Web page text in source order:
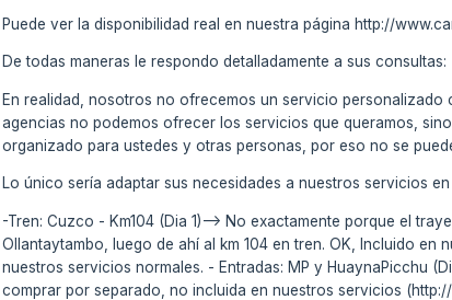
Puede ver la disponibilidad real en nuestra página http://
De todas maneras le respondo detalladamente a sus consultas:
En realidad, nosotros no ofrecemos un servicio
agencias no podemos ofrecer los servicios que queramos,
organizado para ustedes y otras personas, por eso no se
Lo único sería adaptar sus necesidades a nuestros servicios
-Tren: Cuzco - Km104 (Dia 1)--> No exactamente porque el
Ollantaytambo, luego de ahí al km 104 en tren. OK, Incluido en
nuestros servicios normales. - Entradas: MP y HuaynaPicchu
comprar por separado, no incluida en nuestros servicios